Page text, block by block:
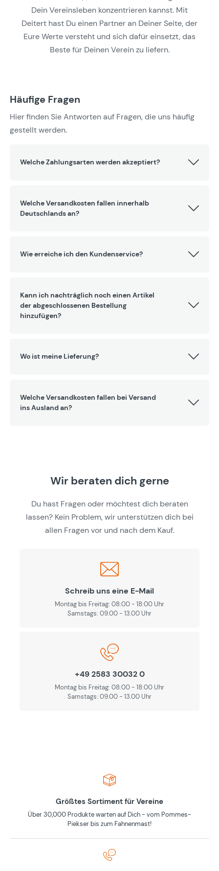
Dein Vereinsleben konzentrieren kannst. Mit
Deitert hast Du einen Partner an Deiner Seite, der
Eure Werte versteht und sich dafür einsetzt, das
Beste für Deinen Verein zu liefern.
Häufige Fragen
Hier finden Sie Antworten auf Fragen, die uns häufig
gestellt werden.
Welche Zahlungsarten werden akzeptiert?
Welche Versandkosten fallen innerhalb
Deutschlands an?
Wie erreiche ich den Kundenservice?
Kann ich nachträglich noch einen Artikel
der abgeschlossenen Bestellung
hinzufügen?
Wo ist meine Lieferung?
Welche Versandkosten fallen bei Versand
ins Ausland an?
Wir beraten dich gerne
Du hast Fragen oder möchtest dich beraten
lassen? Kein Problem, wir unterstützen dich bei
allen Fragen vor und nach dem Kauf.
Schreib uns eine E-Mail
Montag bis Freitag: 08:00 - 18:00 Uhr
Samstags: 09.00 - 13.00 Uhr
+49 2583 30032 0
Montag bis Freitag: 08:00 - 18:00 Uhr
Samstags: 09.00 - 13.00 Uhr
Größtes Sortiment für Vereine
Über 30,000 Produkte warten auf Dich - vom Pommes-
Piekser bis zum Fahnenmast!